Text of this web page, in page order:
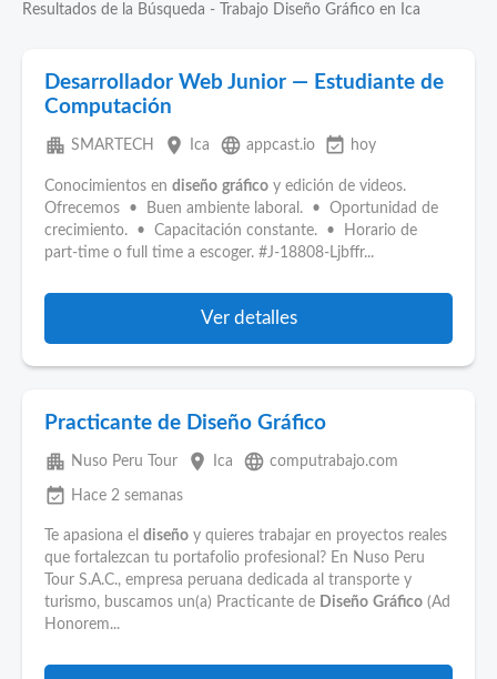
Resultados de la Búsqueda - Trabajo Diseño Gráfico en Ica
Desarrollador Web Junior — Estudiante de
Computación
apartment SMARTECH place Ica language appcast.io event_available hoy
Conocimientos en diseño gráfico y edición de videos.
Ofrecemos • Buen ambiente laboral. • Oportunidad de
crecimiento. • Capacitación constante. • Horario de
part‑time o full time a escoger. #J-18808-Ljbffr...
Ver detalles
Practicante de Diseño Gráfico
apartment Nuso Peru Tour place Ica language computrabajo.com
event_available Hace 2 semanas
Te apasiona el diseño y quieres trabajar en proyectos reales
que fortalezcan tu portafolio profesional? En Nuso Peru
Tour S.A.C., empresa peruana dedicada al transporte y
turismo, buscamos un(a) Practicante de Diseño Gráfico (Ad
Honorem...